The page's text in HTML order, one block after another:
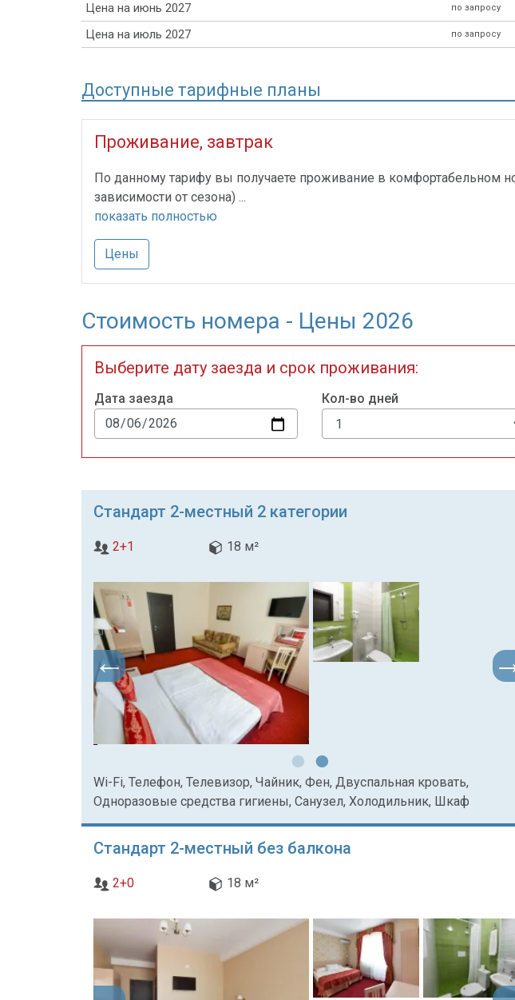
Цена на июнь 2027 по запросу
Цена на июль 2027 по запросу
Доступные тарифные планы
Проживание, завтрак
По данному тарифу вы получаете проживание в комфортабельном
зависимости от сезона) ...
показать полностью
Цены
Стоимость номера - Цены 2026
Выберите дату заезда и срок проживания:
Дата заезда Кол-во дней
Стандарт 2-местный 2 категории
2+1 18 м²
Wi-Fi, Телефон, Телевизор, Чайник, Фен, Двуспальная кровать,
Одноразовые средства гигиены, Санузел, Холодильник, Шкаф
Стандарт 2-местный без балкона
2+0 18 м²